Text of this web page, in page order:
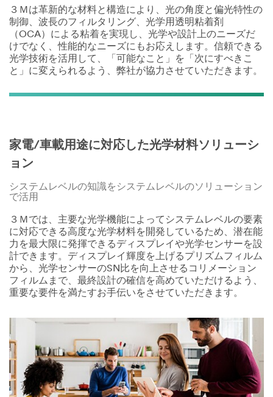
３Ｍは革新的な材料と構造により、光の角度と偏光特性の
制御、波長のフィルタリング、光学用透明粘着剤
（OCA）による粘着を実現し、光学や設計上のニーズだ
けでなく、性能的なニーズにもお応えします。信頼できる
光学技術を活用して、「可能なこと」を「次にすべきこ
と」に変えられるよう、弊社が協力させていただきます。
家電/車載用途に対応した光学材料ソリューシ
ョン
システムレベルの知識をシステムレベルのソリューション
で活用
３Ｍでは、主要な光学機能によってシステムレベルの要素
に対応できる高度な光学材料を開発しているため、潜在能
力を最大限に発揮できるディスプレイや光学センサーを設
計できます。ディスプレイ輝度を上げるプリズムフィルム
から、光学センサーのSN比を向上させるコリメーション
フィルムまで、最終設計の確信を高めていただけるよう、
重要な要件を満たすお手伝いをさせていただきます。